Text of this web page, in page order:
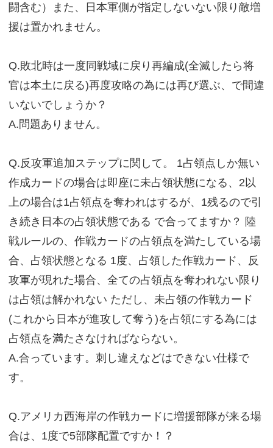
闘含む）また、日本軍側が指定しないない限り敵増
援は置かれません。
Q.敗北時は一度同戦域に戻り再編成(全滅したら将
官は本土に戻る)再度攻略の為には再び選ぶ、で間違
いないでしょうか？
A.問題ありません。
Q.反攻軍追加ステップに関して。 1占領点しか無い
作成カードの場合は即座に未占領状態になる、2以
上の場合は1占領点を奪われはするが、1残るので引
き続き日本の占領状態である で合ってますか？ 陸
戦ルールの、作戦カードの占領点を満たしている場
合、占領状態となる 1度、占領した作戦カード、反
攻軍が現れた場合、全ての占領点を奪われない限り
は占領は解かれない ただし、未占領の作戦カード
(これから日本が進攻して奪う)を占領にする為には
占領点を満たさなければならない。
A.合っています。刺し違えなどはできない仕様で
す。
Q.アメリカ西海岸の作戦カードに増援部隊が来る場
合は、1度で5部隊配置ですか！？